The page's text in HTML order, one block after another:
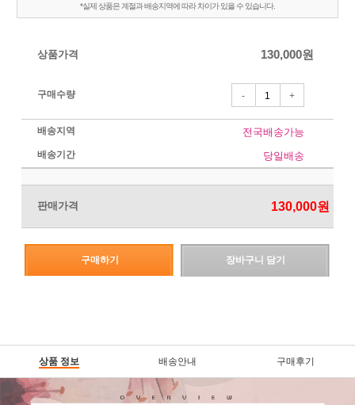
*실제 상품은 계절과 배송지역에 따라 차이가 있을 수 있습니다.
상품가격 130,000원
구매수량 - +
배송지역 전국배송가능
배송기간 당일배송
판매가격 130,000원
구매하기 장바구니 담기
상품 정보 배송안내 구매후기